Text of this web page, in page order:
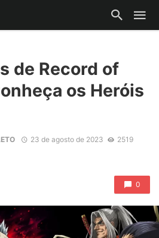
de Record of
os Heróis
23 de agosto de 2023
2519
0